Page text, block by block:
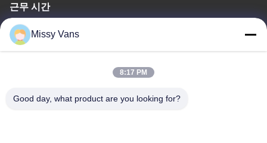
근무 시간
9:00-18:30
우리 주소
구,?? 진, 중국
Missy Vans
8:17 PM
Good day, what product are you looking for?